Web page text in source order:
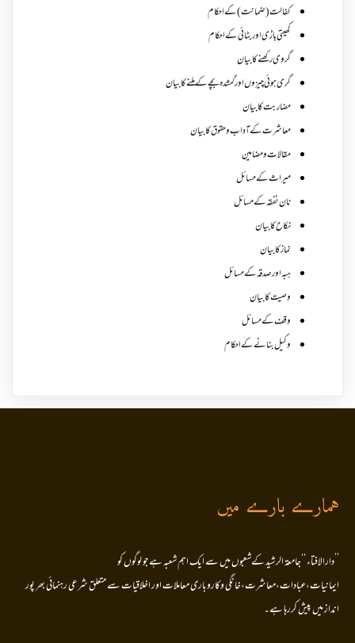
کفالت (ضمانت) کے احکام
کھیتی باڑی اور بٹائی کے احکام
گروی رکھنے کا بیان
گری ہوئی چیزوں اورگمشدہ بچے کے ملنے کا بیان
مضاربت کا بیان
معاشرت کے آداب و حقوق کا بیان
مقالات ومضامین
میراث کے مسائل
نان نفقہ کے مسائل
نکاح کا بیان
نماز کا بیان
ہبہ اور صدقہ کے مسائل
وصیت کا بیان
وقف کے مسائل
وکیل بنانے کے احکام
ہمارے بارے میں
’’دارالافتاء ‘‘جامعۃ الرشید کےشعبوں میں سے ایک اہم شعبہ ہے جو لوگوں کو
ایمانیات،عبادات،معاشرت،خانگی وکاروباری معاملات اور اخلاقیات سے متعلق شرعی رہنمائی بھر پور
انداز میں پیش کررہا ہے۔